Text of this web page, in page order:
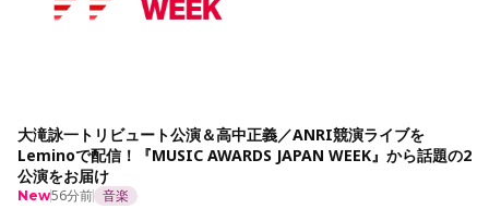
大滝詠一トリビュート公演＆高中正義／ANRI競演ライブを
Leminoで配信！『MUSIC AWARDS JAPAN WEEK』から話題の2
公演をお届け
New56分前 音楽